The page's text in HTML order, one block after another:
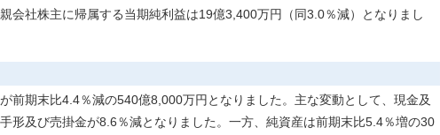
会社株主に帰属する当期純利益は19億3,400万円（同3.0％減）となりまし
前期末比4.4％減の540億8,000万円となりました。主な変動として、現金及
形及び売掛金が8.6％減となりました。一方、純資産は前期末比5.4％増の30